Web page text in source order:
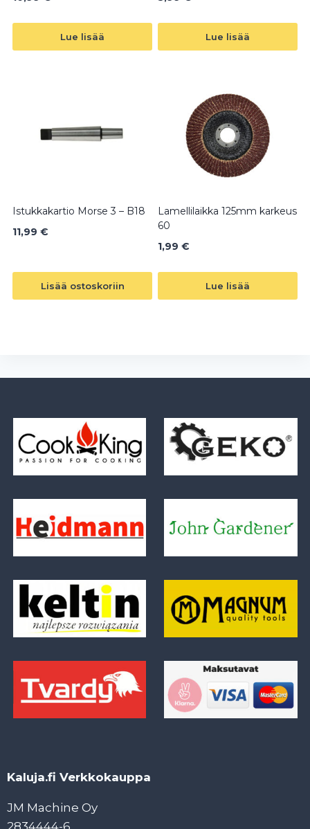
Lue lisää Lue lisää
Istukkakartio Morse 3 – B18
11,99 €
Lisää ostoskoriin
Lamellilaikka 125mm karkeus
60
1,99 €
Lue lisää
Kaluja.fi Verkkokauppa
JM Machine Oy
2834444-6